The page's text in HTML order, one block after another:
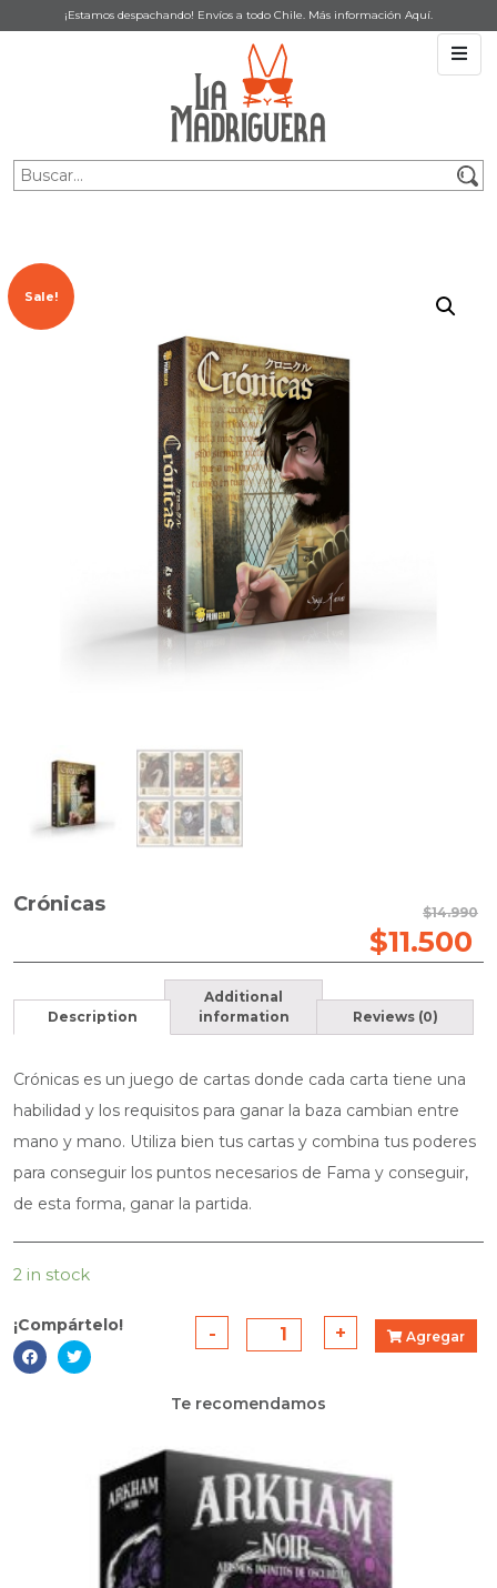
¡Estamos despachando! Envíos a todo Chile. Más información Aquí.
Sale!
Crónicas $14.990
$11.500
Description
Additional
information
Reviews (0)
Crónicas es un juego de cartas donde cada carta tiene una
habilidad y los requisitos para ganar la baza cambian entre
mano y mano. Utiliza bien tus cartas y combina tus poderes
para conseguir los puntos necesarios de Fama y conseguir,
de esta forma, ganar la partida.
2 in stock
¡Compártelo! -
Crónicas
+ Agregar
Te recomendamos